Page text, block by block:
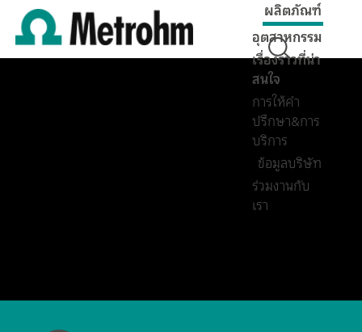
ผลิตภัณฑ์
อุตสาหกรรม
เรื่องราวที่น่า
สนใจ
การให้คำ
ปรึกษา&การ
บริการ
ข้อมูลบริษัท
ร่วมงานกับ
เรา